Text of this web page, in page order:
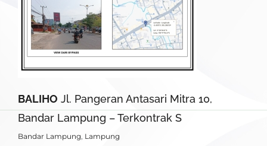
BALIHO Jl. Pangeran Antasari Mitra 10,
Bandar Lampung – Terkontrak S
Bandar Lampung Lampung